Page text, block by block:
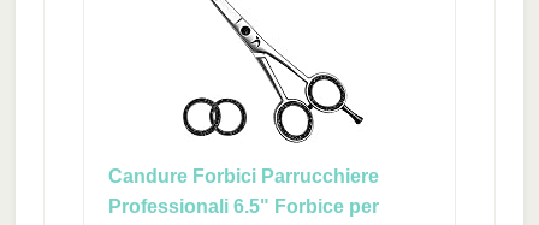
Candure Forbici Parrucchiere
Professionali 6.5" Forbice per